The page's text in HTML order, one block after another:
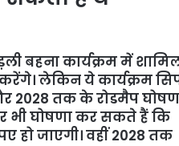
बहना कार्यक्रम में
लेकिन ये कार्यक्रम
2028 तक के रोडमैप
भी घोषणा कर सकते हैं कि
हो जाएगी। वहीं 2028 तक